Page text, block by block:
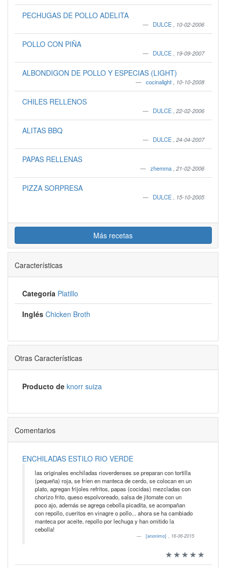
PECHUGAS DE POLLO ADELITA
DULCE 10-02-2006
POLLO CON PIÑA
DULCE 19-09-2007
ALBONDIGON DE POLLO Y ESPECIAS (LIGHT)
cocinalight 10-10-2008
CHILES RELLENOS
DULCE 22-02-2006
ALITAS BBQ
DULCE 24-04-2007
PAPAS RELLENAS
zhemma 21-02-2006
PIZZA SORPRESA
DULCE 15-10-2005
Más recetas
Características
Categoría Platillo
Inglés Chicken Broth
Otras Características
Producto de knorr suiza
Comentarios
ENCHILADAS ESTILO RIO VERDE
las originales enchiladas rioverdenses se preparan con tortilla
(pequeña) roja, se fríen en manteca de cerdo, se colocan en un
plato, agregan frijoles refritos, papas (cocidas) mezcladas con
chorizo frito, queso espolvoreado, salsa de jitomate con un
poco ajo, además se agrega cebolla picadita, se acompañan
con repollo, cueritos en vinagre o pollo... ahora se ha cambiado
manteca por aceite, repollo por lechuga y han omitido la
cebolla!
[anonimo] , 16-06-2015